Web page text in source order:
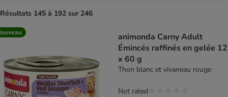
Résultats 145 à 192 sur 246
animonda Carny Adult
Émincés raffinés en gelée 12
x 60 g
Thon blanc et vivaneau rouge
Not rated